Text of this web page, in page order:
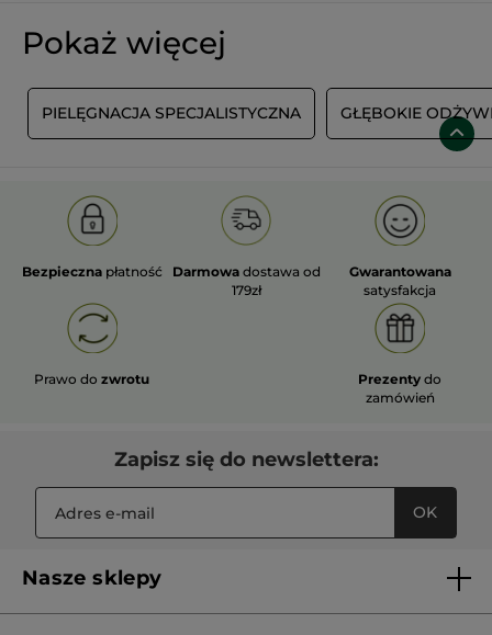
Pokaż więcej
PIELĘGNACJA SPECJALISTYCZNA GŁĘBOKIE
Bezpieczna płatność Darmowa dostawa od
179zł
Gwarantowana
satysfakcja
Prawo dozwrotu Prezenty do
zamówień
Zapisz się do newslettera:
OK
Nasze sklepy